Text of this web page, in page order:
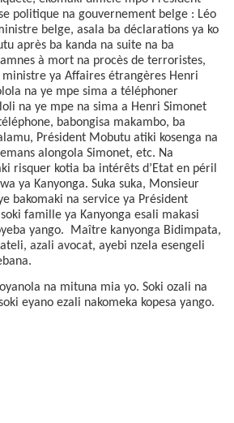
politique na gouvernement belge : Léo
belge, asala ba déclarations ya ko
après ba kanda na suite na ba
à mort na procès de terroristes,
ministre ya Affaires étrangères Henri
na ye mpe sima a téléphoner
na ye mpe na sima a Henri Simonet
babongisa makambo, ba
Président Mobutu atiki kosenga na
alongola Simonet, etc. Na
risquer kotia ba intérêts d’Etat en péril
ya Kanyonga. Suka suka, Monsieur
bakomaki na service ya Président
famille ya Kanyonga esali makasi
yango.
Maître kanyonga Bidimpata,
azali avocat, ayebi nzela esengeli
na mituna mia yo. Soki ozali na
eyano ezali nakomeka kopesa yango.